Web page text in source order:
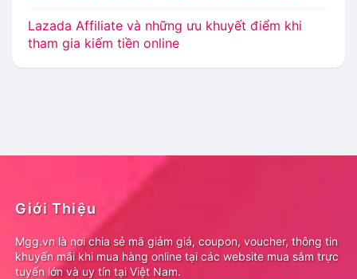
Lazada Affiliate và những ưu khuyết điểm khi
tham gia kiếm tiền online
Giới Thiệu
Mgg.vn là nơi chia sẻ mã giảm giá, coupon, voucher, thông tin
khuyến mãi khi mua hàng online tại các website mua sắm trực
tuyến lớn và uy tín tại Việt Nam.